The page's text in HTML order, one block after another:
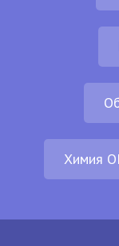
Химия